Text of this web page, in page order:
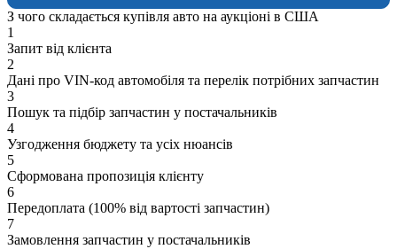
З чого складається купівля авто на аукціоні в США
1
Запит від клієнта
2
Дані про VIN-код автомобіля та перелік потрібних запчастин
3
Пошук та підбір запчастин у постачальників
4
Узгодження бюджету та усіх нюансів
5
Сформована пропозиція клієнту
6
Передоплата (100% від вартості запчастин)
7
Замовлення запчастин у постачальників